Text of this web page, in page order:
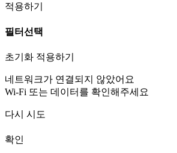
적용하기
필터선택
초기화 적용하기
네트워크가 연결되지 않았어요
Wi-Fi 또는 데이터를 확인해주세요
다시 시도
확인